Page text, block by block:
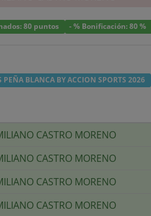
80 puntos - % Bonificación: 80 %
BLANCA BY ACCION SPORTS 2026
CASTRO MORENO
CASTRO MORENO
CASTRO MORENO
CASTRO MORENO